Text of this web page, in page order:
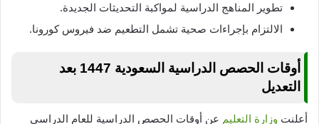
تطوير المناهج الدراسية لمواكبة التحديثات الجديدة.
الالتزام بإجراءات صحية تشمل التطعيم ضد فيروس كورونا.
أوقات الحصص الدراسية السعودية 1447 بعد
التعديل
أعلنت وزارة التعليم عن أوقات الحصص الدراسية للعام الدراسي